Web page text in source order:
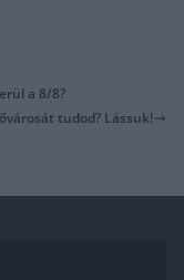
a 8/8?
tudod? Lássuk!